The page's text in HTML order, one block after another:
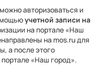
авторизоваться и
учетной записи на
на портале «Наш
на mos.ru для
а после этого
«Наш город».